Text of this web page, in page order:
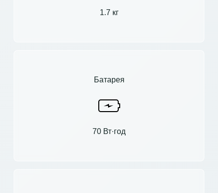
1.7 кг
Батарея
70 Вт·год